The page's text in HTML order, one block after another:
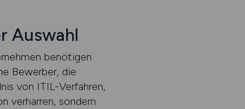
Auswahl
benötigen
Bewerber, die
von ITIL-Verfahren,
verharren, sondern